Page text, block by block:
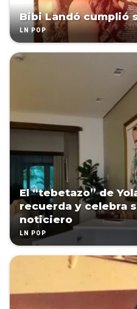
Bibi Landó cumplió
LN POP
El “tebetazo” de
recuerda y celebra
noticiero
LN POP